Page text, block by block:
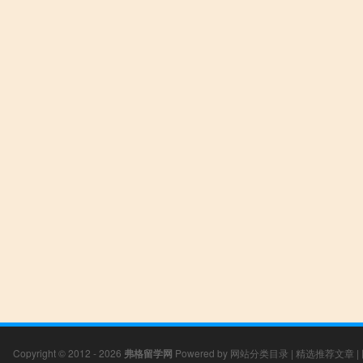
Copyright © 2012 - 2026 弗格留学网 Powered by 网站分类目录 | 精选推荐文章 |